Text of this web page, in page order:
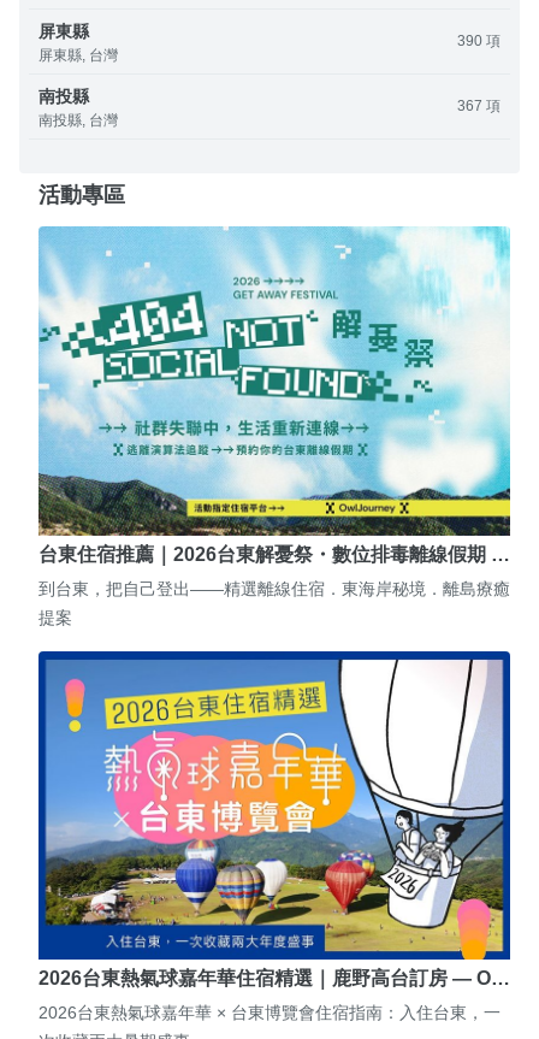
屏東縣
屏東縣, 台灣
390 項
南投縣
南投縣, 台灣
367 項
活動專區
台東住宿推薦｜2026台東解憂祭・數位排毒離線假期 …
到台東，把自己登出——精選離線住宿．東海岸秘境．離島療癒
提案
2026台東熱氣球嘉年華住宿精選｜鹿野高台訂房 — O…
2026台東熱氣球嘉年華 × 台東博覽會住宿指南：入住台東，一